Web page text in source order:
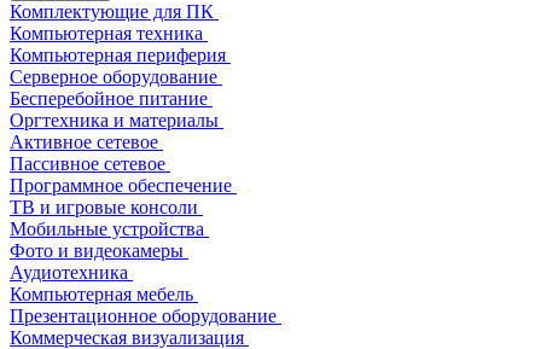
Комплектующие для ПК
Компьютерная техника
Компьютерная периферия
Серверное оборудование
Бесперебойное питание
Оргтехника и материалы
Активное сетевое
Пассивное сетевое
Программное обеспечение
ТВ и игровые консоли
Мобильные устройства
Фото и видеокамеры
Аудиотехника
Компьютерная мебель
Презентационное оборудование
Коммерческая визуализация